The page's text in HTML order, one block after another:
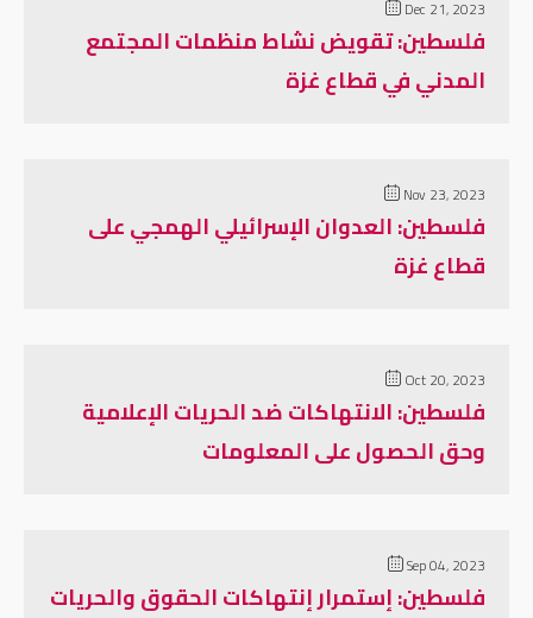
Dec 21, 2023
فلسطين: تقويض نشاط منظمات المجتمع
المدني في قطاع غزة
Nov 23, 2023
فلسطين: العدوان الإسرائيلي الهمجي على
قطاع غزة
Oct 20, 2023
فلسطين: الانتهاكات ضد الحريات الإعلامية
وحق الحصول على المعلومات
Sep 04, 2023
فلسطين: إستمرار إنتهاكات الحقوق والحريات